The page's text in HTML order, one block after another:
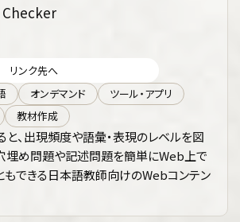
Checker
リンク先へ
オンデマンド
ツール・アプリ
教材作成
と、出現頻度や語彙・表現のレベルを図
埋め問題や記述問題を簡単にWeb上で
もできる日本語教師向けのWebコンテン